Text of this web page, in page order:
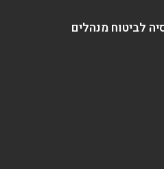
לביטוח מנהלים